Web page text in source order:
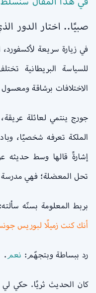
صبيًا.. اختار الدور
في زيارة سريعة
للسياسة البريطانية
الاختلافات برشاقة ومعسول
جورج ينتمي لعائلة
الملكة تعرفه شخصيًا،
إشارةً قالها وسط حديثه
تحل المعضلة؛ فهي مدرسة
بربط المعلومة بسنّه سألته:
أنك كنت زميلًا لبوريس
رد ببساطة وبتجهّم: نعم .
كان الحديث ثريًا. حكي